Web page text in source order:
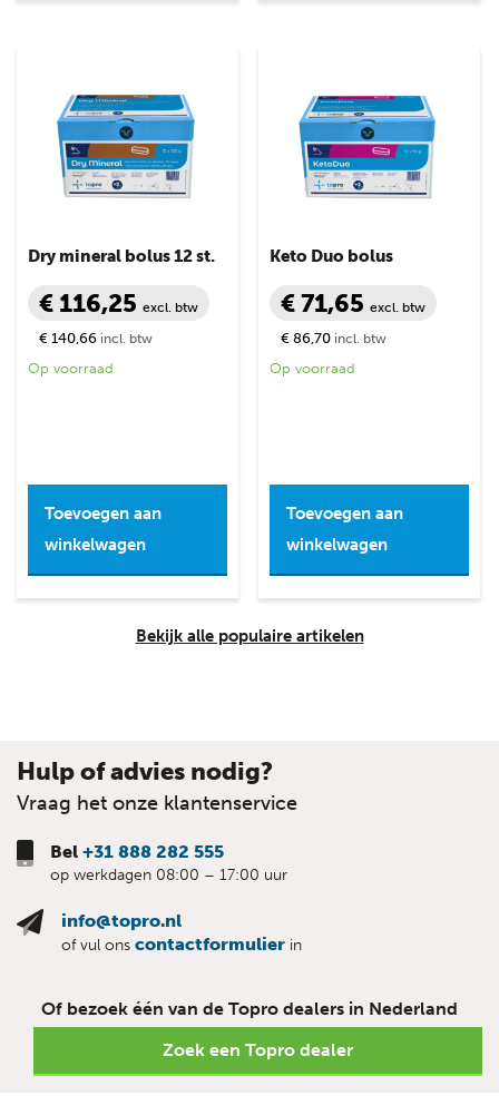
Dry mineral bolus 12 st.
€ 116,25 excl. btw
€ 140,66 incl. btw
Op voorraad
Toevoegen aan
winkelwagen
Keto Duo bolus
€ 71,65excl. btw
€ 86,70 incl. btw
Op voorraad
Toevoegen aan
winkelwagen
Bekijk alle populaire artikelen
Hulp of advies nodig?
Vraag het onze klantenservice
Bel +31 888 282 555
op werkdagen 08:00 – 17:00 uur
info@topro.nl
of vul ons contactformulier in
Of bezoek één van de Topro dealers in Nederland
Zoek een Topro dealer